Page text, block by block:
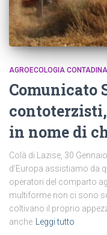
AGROECOLOGIA CONTADINA
Comunicato
in nome di
Colà di Lazise, 30
d’Europa assistiamo da
operatori del comparto
multiforme non ci sono
coltivano il proprio
anche
Leggi tutto